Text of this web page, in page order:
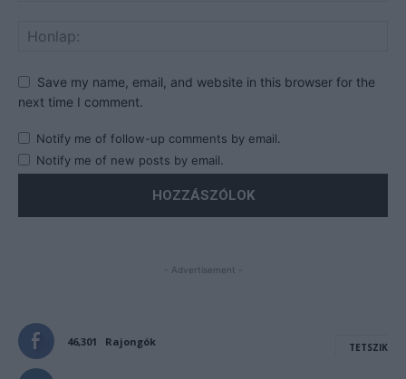
Save my name, email, and website in this browser for the
next time I comment.
Notify me of follow-up comments by email.
Notify me of new posts by email.
- Advertisement -
46,301 Rajongók TETSZIK